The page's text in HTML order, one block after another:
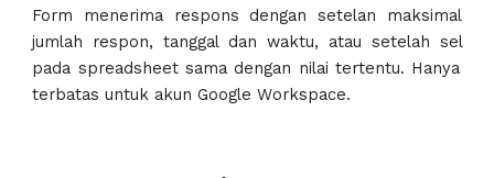
Form menerima respons dengan setelan maksimal
jumlah respon, tanggal dan waktu, atau setelah sel
pada spreadsheet sama dengan nilai tertentu. Hanya
terbatas untuk akun Google Workspace.